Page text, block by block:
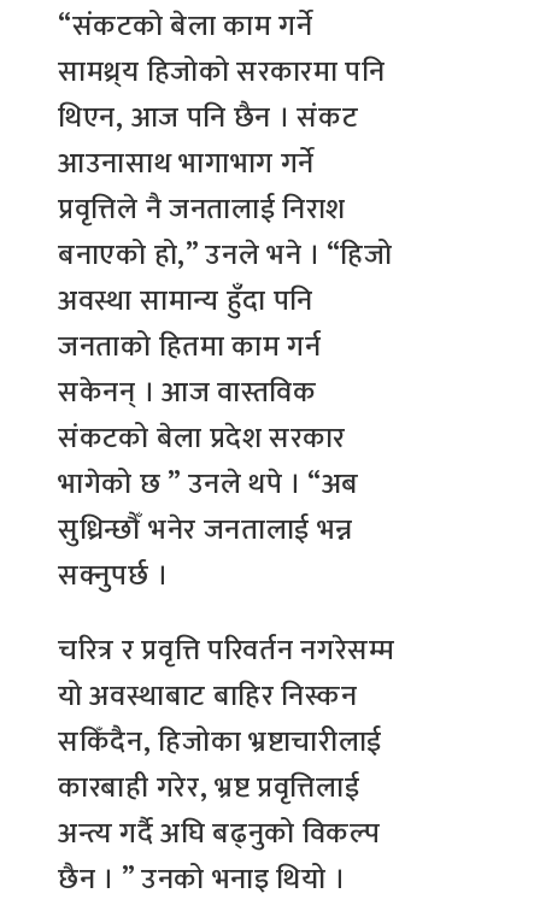
“संकटको बेला काम गर्ने
सामथ्र्य हिजोको सरकारमा पनि
थिएन, आज पनि छैन । संकट
आउनासाथ भागाभाग गर्ने
प्रवृत्तिले नै जनतालाई निराश
बनाएको हो,” उनले भने । “हिजो
अवस्था सामान्य हुँदा पनि
जनताको हितमा काम गर्न
सकेनन् । आज वास्तविक
संकटको बेला प्रदेश सरकार
भागेको छ ” उनले थपे । “अब
सुध्रिन्छौँ भनेर जनतालाई भन्न
सक्नुपर्छ ।
चरित्र र प्रवृत्ति परिवर्तन नगरेसम्म
यो अवस्थाबाट बाहिर निस्कन
सकिँदैन, हिजोका भ्रष्टाचारीलाई
कारबाही गरेर, भ्रष्ट प्रवृत्तिलाई
अन्त्य गर्दै अघि बढ्नुको विकल्प
छैन । ” उनको भनाइ थियो ।